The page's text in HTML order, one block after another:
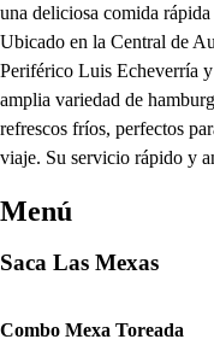
una deliciosa comida
Ubicado en la Central de
Periférico Luis Echeverría y
amplia variedad de
refrescos fríos, perfectos
viaje. Su servicio rápido y
Menú
Saca Las Mexas
Combo Mexa Toreada